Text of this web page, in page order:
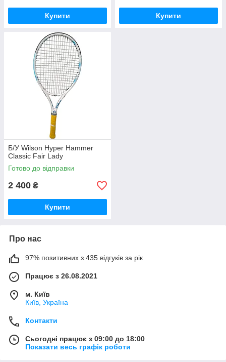
Купити Купити
Б/У Wilson Hyper Hammer
Classic Fair Lady
Готово до відправки
2 400 ₴
Купити
Про нас
97% позитивних з 435 відгуків за рік
Працює з 26.08.2021
м. Київ
Київ, Україна
Контакти
Сьогодні працює з 09:00 до 18:00
Показати весь графік роботи